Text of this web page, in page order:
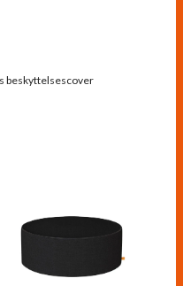
beskyttelsescover